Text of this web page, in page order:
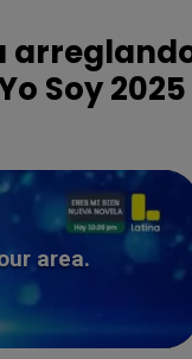
Soy 2025